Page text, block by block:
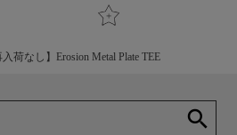
入荷なし】Erosion Metal Plate TEE
search